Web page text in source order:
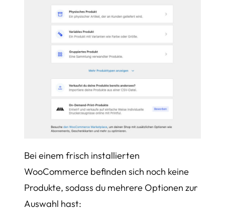
Bei einem frisch installierten
WooCommerce befinden sich noch keine
Produkte, sodass du mehrere Optionen zur
Auswahl hast: